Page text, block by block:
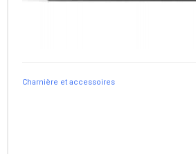
Charnière et accessoires